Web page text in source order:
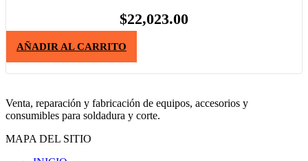
$22,023.00
AÑADIR AL CARRITO
Venta, reparación y fabricación de equipos, accesorios y
consumibles para soldadura y corte.
MAPA DEL SITIO